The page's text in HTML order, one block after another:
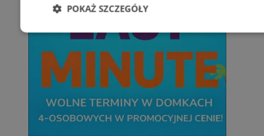
POKAŻ SZCZEGÓŁY
Niezbędne Wydajność
Niesklasyfikowane